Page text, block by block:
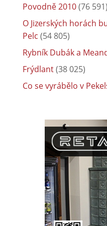
Povodně 2010(76 591)
O Jizerských horách
Pelc (54 805)
Rybník Dubák a
Frýdlant(38 025)
Co se vyrábělo v